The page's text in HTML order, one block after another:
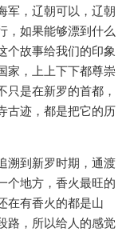
军，辽朝可以，辽朝
，如果能够漂到什么
个故事给我们的印象
家，上上下下都尊崇
是在新罗的首都，
古迹，都是把它的历
溯到新罗时期，通渡
个地方，香火最旺的
在有香火的都是山
路，所以给人的感觉